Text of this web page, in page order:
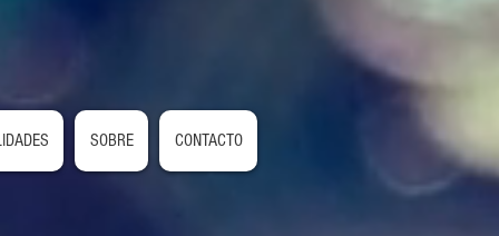
SOBRE CONTACTO